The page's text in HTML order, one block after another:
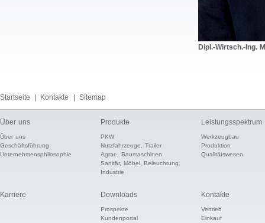
Dipl.-Wirtsch.-Ing.
Startseite Kontakte Sitemap
Über uns
Über uns
Geschäftsführung
Unternehmensphilosophie
Produkte
PKW
Nutzfahrzeuge, Trailer
Agrar-, Baumaschinen
Sanitär, Möbel, Beleuchtung,
Industrie
Leistungsspektrum
Werkzeugbau
Produktion
Qualitätswesen
Karriere Downloads
Prospekte
Kundenportal
Kontakte
Vertrieb
Einkauf